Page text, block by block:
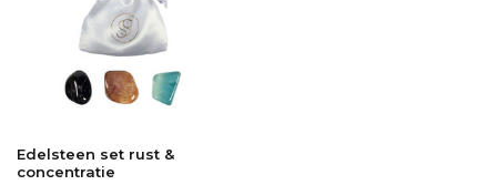
Edelsteen set rust &
concentratie